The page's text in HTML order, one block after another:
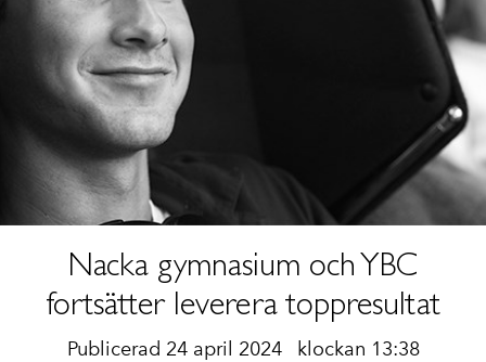
Nacka gymnasium och YBC
fortsätter leverera toppresultat
Publicerad 24 april 2024 klockan 13:38